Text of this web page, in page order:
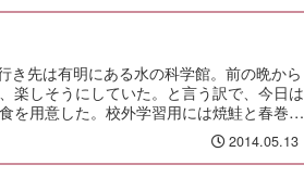
き先は有明にある水の科学館。前の晩から
楽しそうにしていた。と言う訳で、今日は
を用意した。校外学習用には焼鮭と春巻
2014.05.13